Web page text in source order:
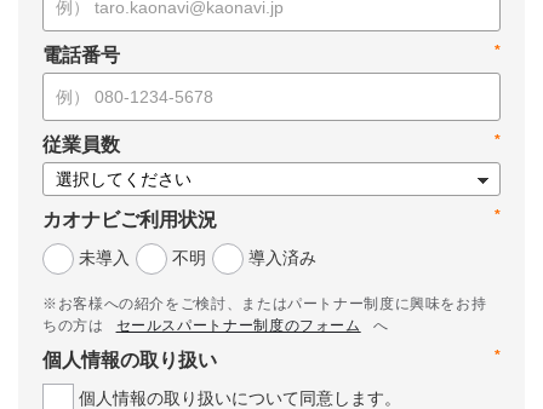
*
電話番号
*
従業員数
*
カオナビご利用状況
未導入
不明 導入済み
※お客様への紹介をご検討、またはパートナー制度に興味をお持
ちの方は
セールスパートナー制度のフォーム
へ
*
個人情報の取り扱い
個人情報の取り扱いについて同意します。